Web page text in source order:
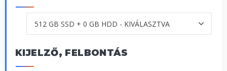
KIJELZŐ, FELBONTÁS